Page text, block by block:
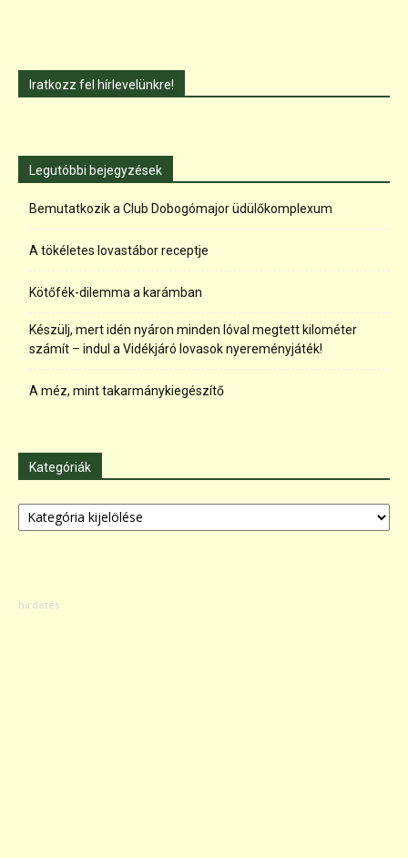
Iratkozz fel hírlevelünkre!
Legutóbbi bejegyzések
Bemutatkozik a Club Dobogómajor üdülőkomplexum
A tökéletes lovastábor receptje
Kötőfék-dilemma a karámban
Készülj, mert idén nyáron minden lóval megtett kilométer
számít – indul a Vidékjáró lovasok nyereményjáték!
A méz, mint takarmánykiegészítő
Kategóriák
Kategóriák